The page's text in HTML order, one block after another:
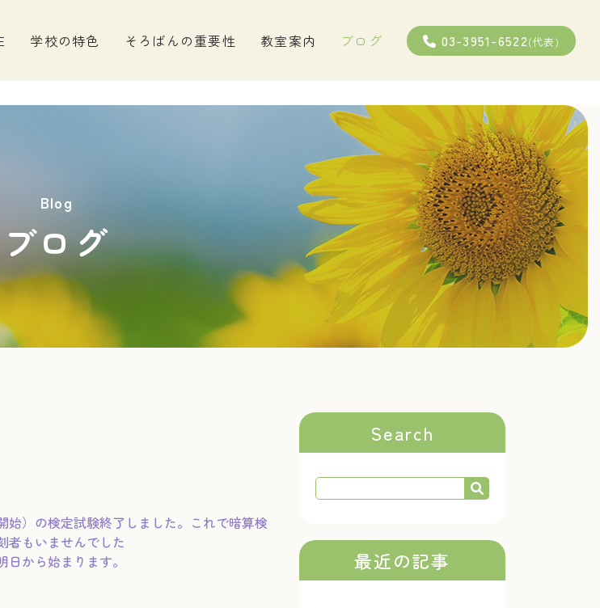
学校の特色 そろばんの重要性 教室案内 ブログ 03-3951-6522(代表)
Blog
ブログ
）の検定試験終了しました。これで暗算検
者もいませんでした
から始まります。
Search
最近の記事